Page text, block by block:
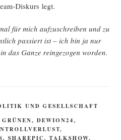
Dis­kurs legt.
für mich auf­zu­schrei­ben und zu
pas­siert ist – ich bin ja nur
das Gan­ze rein­ge­zo­gen worden.
UND GESELLSCHAFT
, DEWION24,
,
, SHAREPIC, TALKSHOW,